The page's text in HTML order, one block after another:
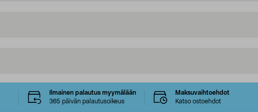
Ilmainen palautus myymälään
365 päivän palautusoikeus
Maksuvaihtoehdot
Katso ostoehdot